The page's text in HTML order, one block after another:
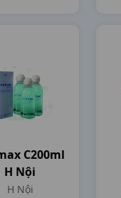
C200ml
H Nội
H Nội